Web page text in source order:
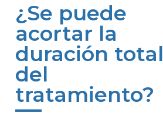
¿Se puede
acortar la
duración total
del
tratamiento?